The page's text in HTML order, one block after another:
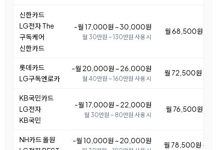
신한카드
LG전자 The
구독케어
신한카드
-월 17,000원 ~ 30,000원
월 30만원 ~ 130만원 사용 시
월 68,500원 ~
롯데카드
LG구독엔로카
-월 20,000원 ~ 26,000원
월 40만원 ~ 160만원 사용 시
월 72,500원 ~
KB국민카드
LG전자
KB국민
-월 17,000원 ~ 22,000원
월 30만원 ~ 80만원 사용 시
월 76,500원 ~
NH카드 올원
-월 10,000원 ~ 20,000원 월 78,500원 ~